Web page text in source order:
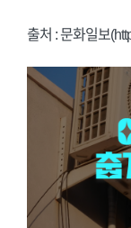
출처 : 문화일보